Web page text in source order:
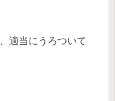
適当にうろついて